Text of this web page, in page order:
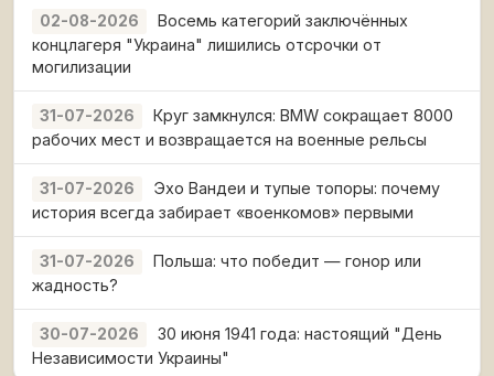
02-08-2026
Восемь категорий заключённых
концлагеря "Украина" лишились отсрочки от
могилизации
31-07-2026
Круг замкнулся: BMW сокращает 8000
рабочих мест и возвращается на военные рельсы
31-07-2026
Эхо Вандеи и тупые топоры: почему
история всегда забирает «военкомов» первыми
31-07-2026
Польша: что победит — гонор или
жадность?
30-07-2026
30 июня 1941 года: настоящий "День
Независимости Украины"